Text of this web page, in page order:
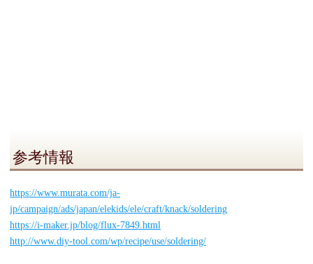
参考情報
https://www.murata.com/ja-
jp/campaign/ads/japan/elekids/ele/craft/knack/soldering
https://i-maker.jp/blog/flux-7849.html
http://www.diy-tool.com/wp/recipe/use/soldering/